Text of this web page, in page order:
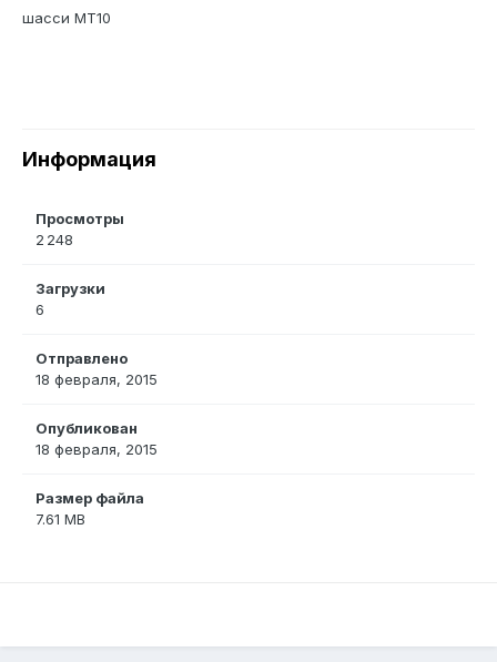
шасси MT10
Информация
Просмотры
2 248
Загрузки
6
Отправлено
18 февраля, 2015
Опубликован
18 февраля, 2015
Размер файла
7.61 MB